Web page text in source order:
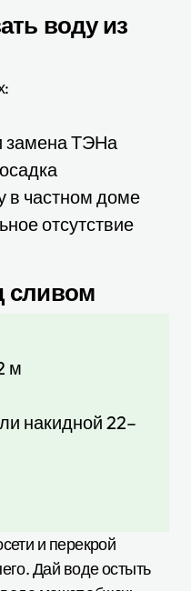
воду из
замена ТЭНа
в частном доме
отсутствие
сливом
м
накидной 22–
и перекрой
Дай воде остыть